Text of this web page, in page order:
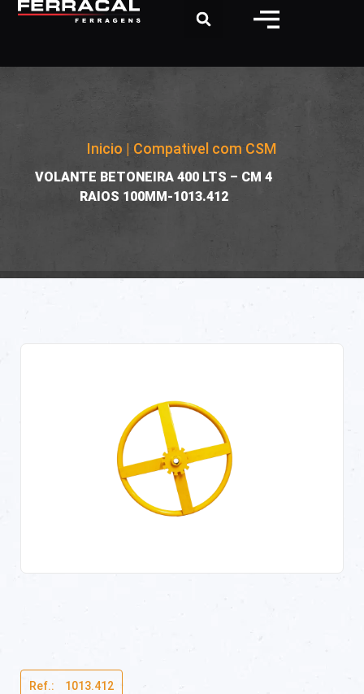
Inicio | Compativel com CSM
VOLANTE BETONEIRA 400 LTS – CM 4
RAIOS 100MM-1013.412
Ref.:ﾠ1013.412